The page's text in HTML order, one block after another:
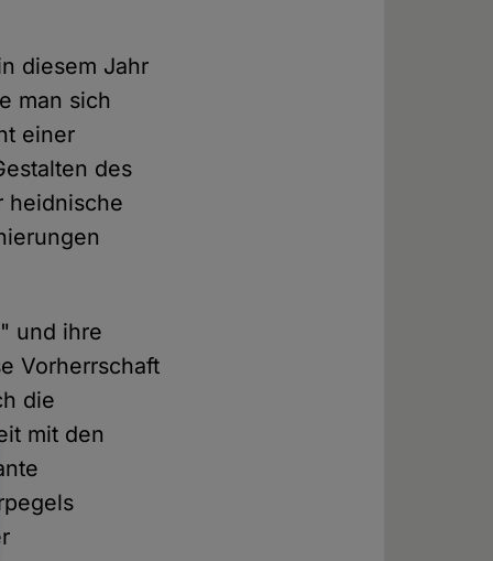
diesem Jahr
man sich
einer
des
heidnische
und ihre
Vorherrschaft
die
mit den